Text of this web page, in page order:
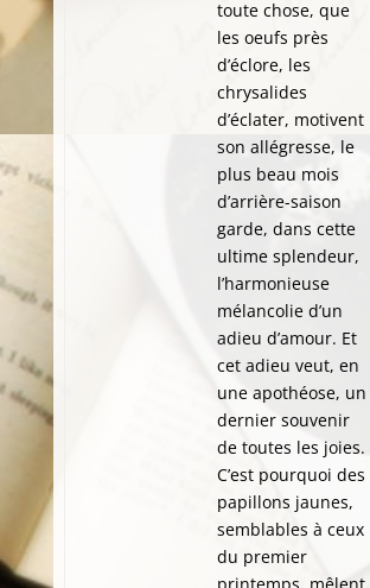
toute chose, que
les oeufs près
d’éclore, les
chrysalides
d’éclater, motivent
son allégresse, le
plus beau mois
d’arrière-saison
garde, dans cette
ultime splendeur,
l’harmonieuse
mélancolie d’un
adieu d’amour. Et
cet adieu veut, en
une apothéose, un
dernier souvenir
de toutes les joies.
C’est pourquoi des
papillons jaunes,
semblables à ceux
du premier